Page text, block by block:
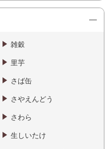
雑穀
里芋
さば缶
さやえんどう
さわら
生しいたけ